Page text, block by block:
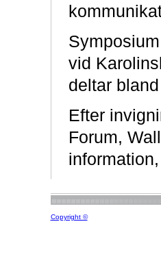
vid
deltar
Efter
Forum,
information,
Copyright ©